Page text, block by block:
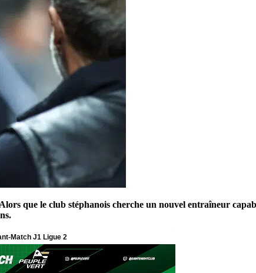
que le club stéphanois cherche un nouvel entraîneur